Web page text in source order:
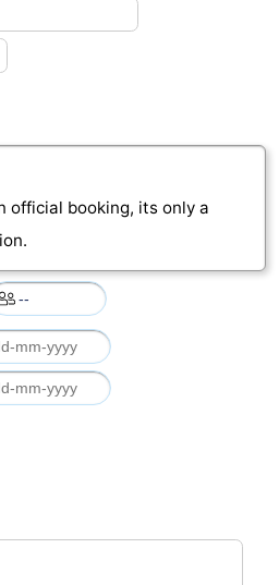
official booking, its only a